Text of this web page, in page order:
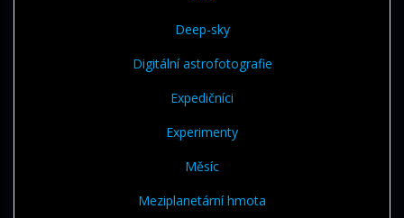
Deep-sky
Digitální astrofotografie
Expedičníci
Experimenty
Měsíc
Meziplanetární hmota